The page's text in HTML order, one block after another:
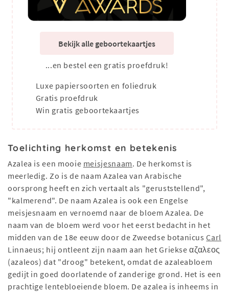
Bekijk alle geboortekaartjes
...en bestel een gratis proefdruk!
Luxe papiersoorten en foliedruk
Gratis proefdruk
Win gratis geboortekaartjes
Toelichting herkomst en betekenis
Azalea is een mooie meisjesnaam. De herkomst is
meerledig. Zo is de naam Azalea van Arabische
oorsprong heeft en zich vertaalt als "geruststellend",
"kalmerend". De naam Azalea is ook een Engelse
meisjesnaam en vernoemd naar de bloem Azalea. De
naam van de bloem werd voor het eerst bedacht in het
midden van de 18e eeuw door de Zweedse botanicusCarl
Linnaeus; hij ontleent zijn naam aan het Griekse αζαλεος
(azaleos) dat "droog" betekent, omdat de azaleabloem
gedijt in goed doorlatende of zanderige grond. Het is een
prachtige lentebloeiende bloem. De azalea is inheems in